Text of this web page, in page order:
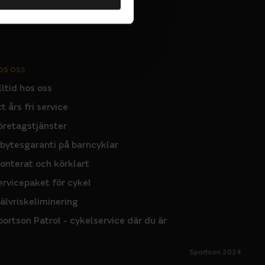
OSS
hos oss
års fri service
på barncyklar
och körklart
för cykel
Patrol - cykelservice där du är
Sportson 2024